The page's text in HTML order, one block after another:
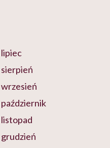
lipiec
sierpień
wrzesień
październik
listopad
grudzień